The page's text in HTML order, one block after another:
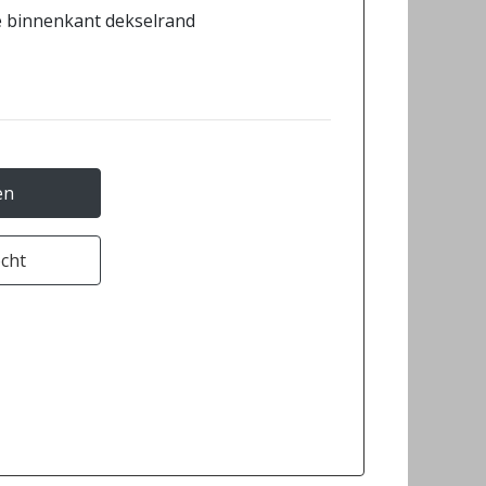
binnenkant dekselrand